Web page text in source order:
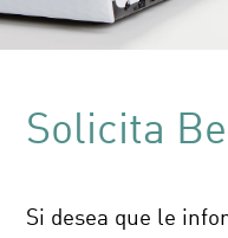
Solicita
Si desea que le